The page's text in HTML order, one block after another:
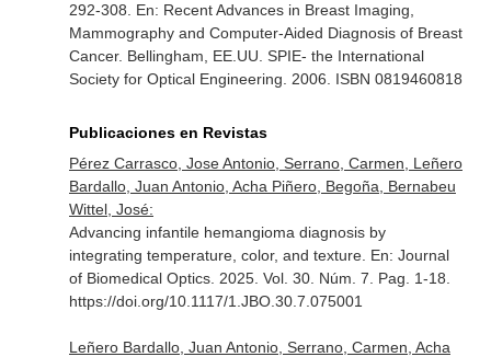
292-308. En: Recent Advances in Breast Imaging,
Mammography and Computer-Aided Diagnosis of Breast
Cancer. Bellingham, EE.UU. SPIE- the International
Society for Optical Engineering. 2006. ISBN 0819460818
Publicaciones en Revistas
Pérez Carrasco, Jose Antonio, Serrano, Carmen, Leñero
Bardallo, Juan Antonio, Acha Piñero, Begoña, Bernabeu
Wittel, José:
Advancing infantile hemangioma diagnosis by
integrating temperature, color, and texture. En: Journal
of Biomedical Optics. 2025. Vol. 30. Núm. 7. Pag. 1-18.
https://doi.org/10.1117/1.JBO.30.7.075001
Leñero Bardallo, Juan Antonio, Serrano, Carmen, Acha